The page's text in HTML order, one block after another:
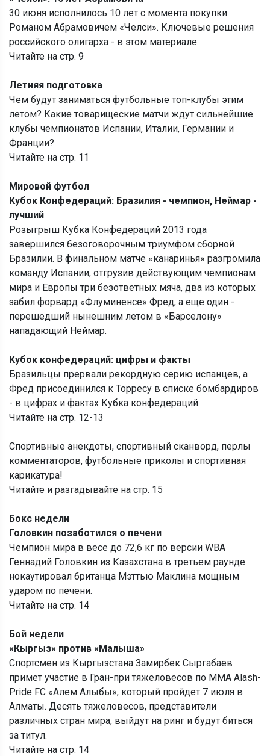
30 июня исполнилось 10 лет с момента покупки
Романом Абрамовичем «Челси». Ключевые решения
российского олигарха - в этом материале.
Читайте на стр. 9
Летняя подготовка
Чем будут заниматься футбольные топ-клубы этим
летом? Какие товарищеские матчи ждут сильнейшие
клубы чемпионатов Испании, Италии, Германии и
Франции?
Читайте на стр. 11
Мировой футбол
Кубок Конфедераций: Бразилия - чемпион, Неймар -
лучший
Розыгрыш Кубка Конфедераций 2013 года
завершился безоговорочным триумфом сборной
Бразилии. В финальном матче «канаринья» разгромила
команду Испании, отгрузив действующим чемпионам
мира и Европы три безответных мяча, два из которых
забил форвард «Флуминенсе» Фред, а еще один -
перешедший нынешним летом в «Барселону»
нападающий Неймар.
Кубок конфедераций: цифры и факты
Бразильцы прервали рекордную серию испанцев, а
Фред присоединился к Торресу в списке бомбардиров
- в цифрах и фактах Кубка конфедераций.
Читайте на стр. 12-13
Спортивные анекдоты, спортивный сканворд, перлы
комментаторов, футбольные приколы и спортивная
карикатура!
Читайте и разгадывайте на стр. 15
Бокс недели
Головкин позаботился о печени
Чемпион мира в весе до 72,6 кг по версии WBA
Геннадий Головкин из Казахстана в третьем раунде
нокаутировал британца Мэттью Маклина мощным
ударом по печени.
Читайте на стр. 14
Бой недели
«Кыргыз» против «Малыша»
Спортсмен из Кыргызстана Замирбек Сыргабаев
примет участие в Гран-при тяжеловесов по ММА Alash-
Pride FC «Алем Алыбы», который пройдет 7 июля в
Алматы. Десять тяжеловесов, представители
различных стран мира, выйдут на ринг и будут биться
за титул.
Читайте на стр. 14